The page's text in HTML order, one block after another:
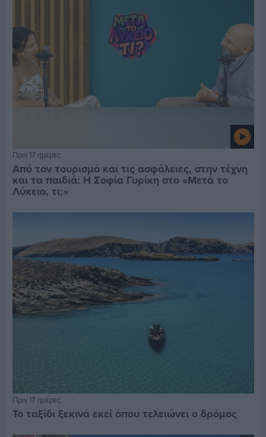
Πριν 17 ημέρες
Από τον τουρισμό και τις ασφάλειες, στην τέχνη
και τα παιδιά: Η Σοφία Γυρίκη στο «Μετά το
Λύκειο, τι;»
Πριν 17 ημέρες
Το ταξίδι ξεκινά εκεί όπου τελειώνει ο δρόμος